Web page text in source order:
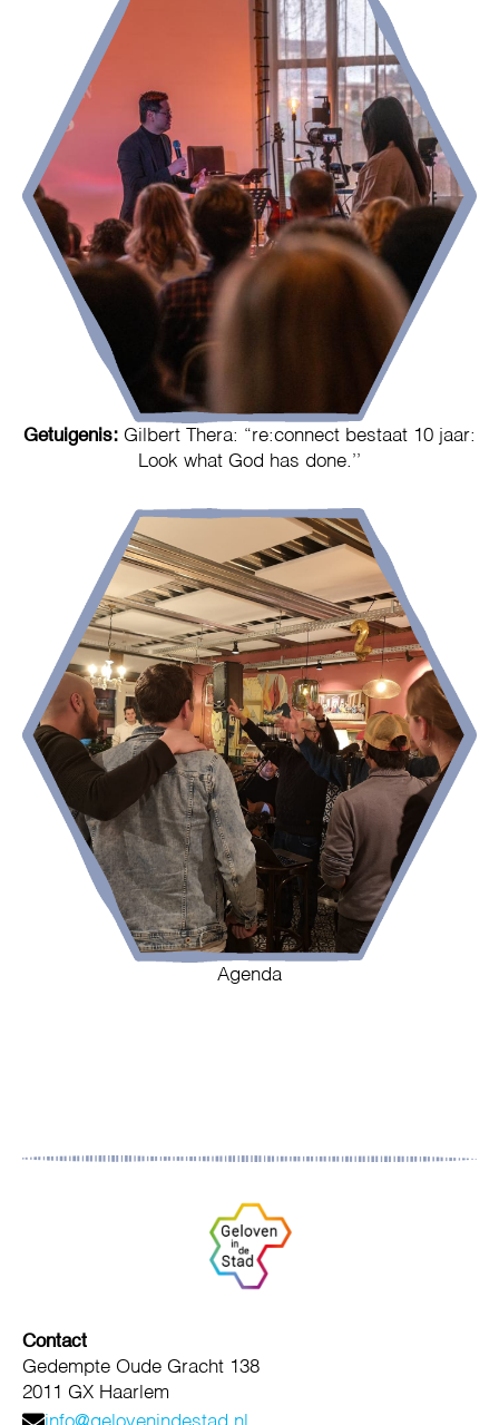
Getuigenis: Gilbert Thera: “re:connect bestaat 10 jaar:
Look what God has done.’’
Agenda
Contact
Gedempte Oude Gracht 138
2011 GX Haarlem